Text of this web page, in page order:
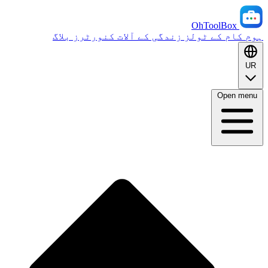
OhToolBox
ہوم کام کے ٹولز زندگی کے آلات کنورٹرز بلاگ
UR
Open menu